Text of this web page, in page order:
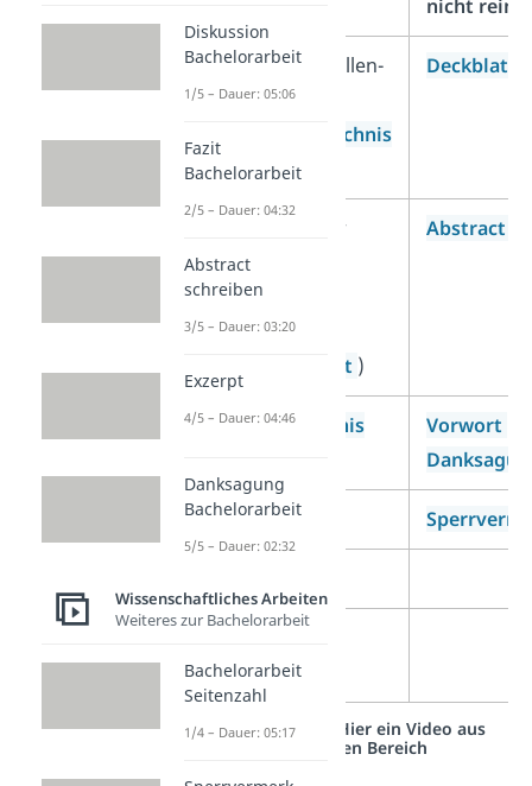
nicht rein
Abbildungs-, Tabellen-
und
Abkürzungsverzeichnis
(Word)
Deckblatt
Überschriften aller
Kapitel und
Unterkapitel im
Fließtext (von
Fazit )
Abstract
Literaturverzeichnis Vorwort
Anhang
Erklärung
Studyflix vernetzt: Hier ein Video aus
einem anderen Bereich
Diskussion
Bachelorarbeit
1/5 – Dauer: 05:06
Fazit
Bachelorarbeit
2/5 – Dauer: 04:32
Abstract
schreiben
3/5 – Dauer: 03:20
Exzerpt
4/5 – Dauer: 04:46
Danksagung
Bachelorarbeit
5/5 – Dauer: 02:32
Wissenschaftliches Arbeiten
Weiteres zur Bachelorarbeit
Bachelorarbeit
Seitenzahl
1/4 – Dauer: 05:17